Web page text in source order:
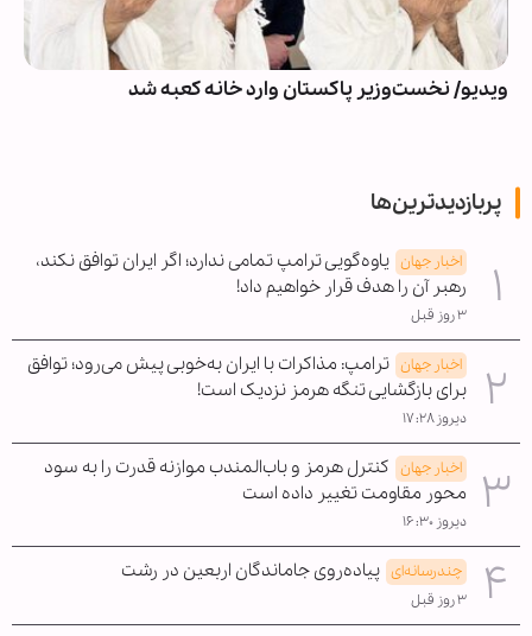
ویدیو/ نخست‌وزیر پاکستان وارد خانه کعبه شد
پربازدیدترین‌ها
اخبار جهان یاوه‌گویی ترامپ تمامی ندارد؛ اگر ایران توافق نکند،
رهبر آن را هدف قرار خواهیم داد!
۳ روز قبل
اخبار جهان ترامپ: مذاکرات با ایران به‌خوبی پیش می‌رود؛ توافق
برای بازگشایی تنگه هرمز نزدیک است!
دیروز ۱۷:۲۸
اخبار جهان کنترل هرمز و باب‌المندب موازنه قدرت را به سود
محور مقاومت تغییر داده است
دیروز ۱۶:۳۰
چندرسانه‌ای پیاده‌روی جاماندگان اربعین در رشت
۳ روز قبل